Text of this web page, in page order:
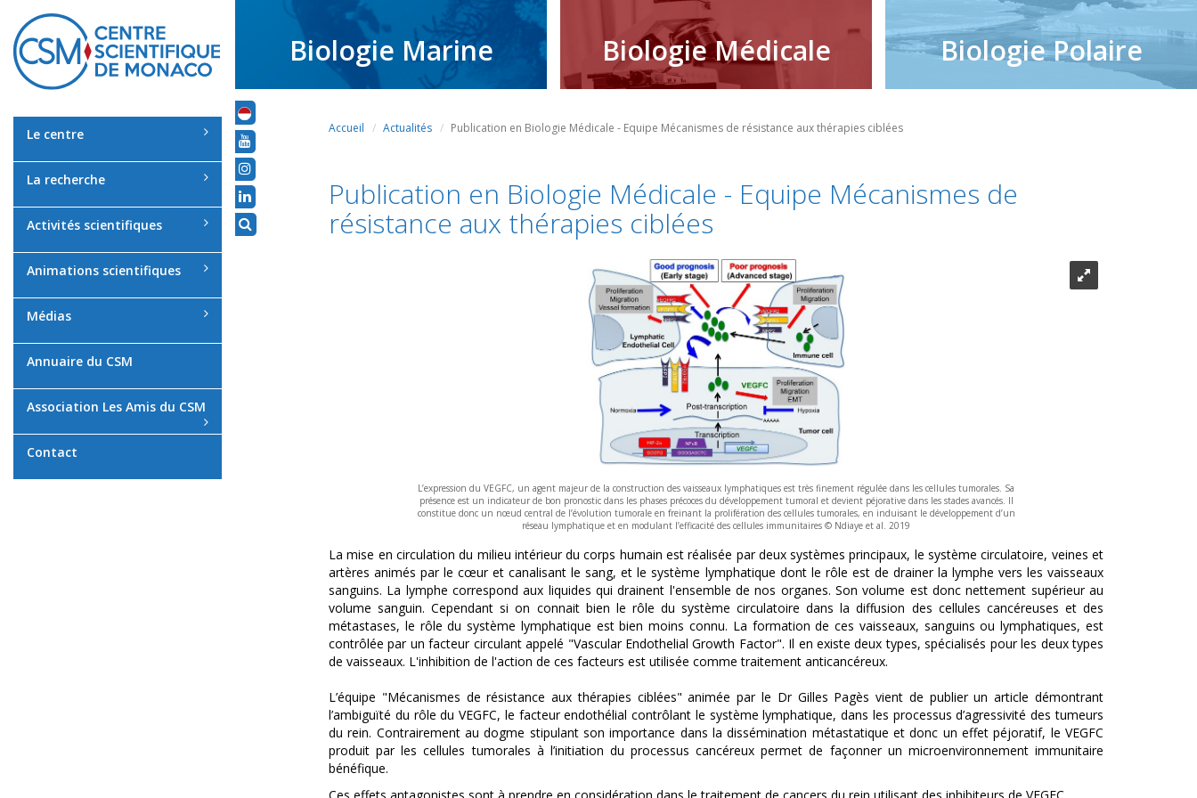
Le centre
La recherche
Activités scientifiques
Animations scientifiques
Médias
Annuaire du CSM
Association Les Amis du CSM
Contact
Biologie Marine Biologie Médicale Biologie Polaire
Accueil Actualités Publication en Biologie Médicale - Equipe Mécanismes de résistance aux thérapies ciblées
Publication en Biologie Médicale - Equipe Mécanismes de
résistance aux thérapies ciblées
L’expression du VEGFC, un agent majeur de la construction des vaisseaux lymphatiques est très finement régulée dans les cellules tumorales. Sa
présence est un indicateur de bon pronostic dans les phases précoces du développement tumoral et devient péjorative dans les stades avancés. Il
constitue donc un nœud central de l’évolution tumorale en freinant la prolifération des cellules tumorales, en induisant le développement d’un
réseau lymphatique et en modulant l’efficacité des cellules immunitaires © Ndiaye et al. 2019
La mise en circulation du milieu intérieur du corps humain est réalisée par deux systèmes principaux, le système circulatoire, veines et
artères animés par le cœur et canalisant le sang, et le système lymphatique dont le rôle est de drainer la lymphe vers les vaisseaux
sanguins. La lymphe correspond aux liquides qui drainent l'ensemble de nos organes. Son volume est donc nettement supérieur au
volume sanguin. Cependant si on connait bien le rôle du système circulatoire dans la diffusion des cellules cancéreuses et des
métastases, le rôle du système lymphatique est bien moins connu. La formation de ces vaisseaux, sanguins ou lymphatiques, est
contrôlée par un facteur circulant appelé "Vascular Endothelial Growth Factor". Il en existe deux types, spécialisés pour les deux types
de vaisseaux. L'inhibition de l'action de ces facteurs est utilisée comme traitement anticancéreux.
L’équipe "Mécanismes de résistance aux thérapies ciblées" animée par le Dr Gilles Pagès vient de publier un article démontrant
l’ambiguïté du rôle du VEGFC, le facteur endothélial contrôlant le système lymphatique, dans les processus d’agressivité des tumeurs
du rein. Contrairement au dogme stipulant son importance dans la dissémination métastatique et donc un effet péjoratif, le VEGFC
produit par les cellules tumorales à l’initiation du processus cancéreux permet de façonner un microenvironnement immunitaire
bénéfique.